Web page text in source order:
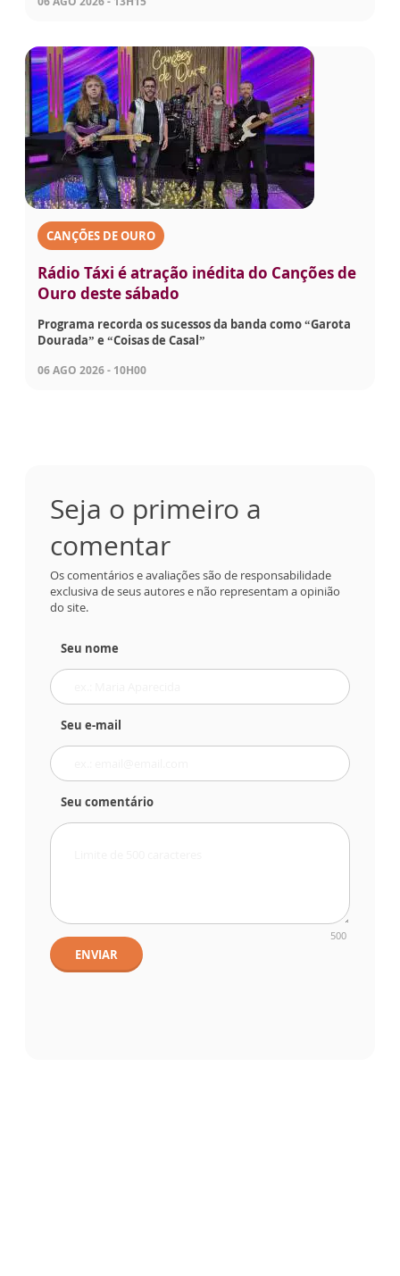
CANÇÕES DE OURO
Rádio Táxi é atração inédita do Canções de
Ouro deste sábado
Programa recorda os sucessos da banda como “Garota
Dourada” e “Coisas de Casal”
06 AGO 2026 - 10H00
Seja o primeiro a
comentar
Os comentários e avaliações são de responsabilidade
exclusiva de seus autores e não representam a opinião
do site.
Seu nome
Seu e-mail
Seu comentário
500
ENVIAR